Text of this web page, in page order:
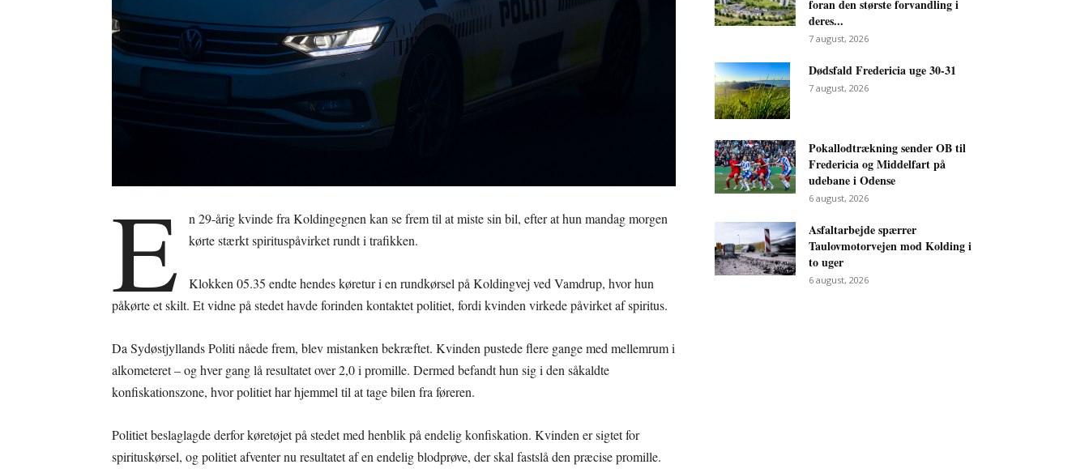
E
n 29-årig kvinde fra Koldingegnen kan se frem til at miste sin bil, efter at hun mandag morgen
kørte stærkt spirituspåvirket rundt i trafikken.
Klokken 05.35 endte hendes køretur i en rundkørsel på Koldingvej ved Vamdrup, hvor hun
påkørte et skilt. Et vidne på stedet havde forinden kontaktet politiet, fordi kvinden virkede påvirket af spiritus.
Da Sydøstjyllands Politi nåede frem, blev mistanken bekræftet. Kvinden pustede flere gange med mellemrum i
alkometeret – og hver gang lå resultatet over 2,0 i promille. Dermed befandt hun sig i den såkaldte
konfiskationszone, hvor politiet har hjemmel til at tage bilen fra føreren.
Politiet beslaglagde derfor køretøjet på stedet med henblik på endelig konfiskation. Kvinden er sigtet for
spirituskørsel, og politiet afventer nu resultatet af en endelig blodprøve, der skal fastslå den præcise promille.
foran den største forvandling i
deres...
7 august, 2026
Dødsfald Fredericia uge 30-31
7 august, 2026
Pokallodtrækning sender OB til
Fredericia og Middelfart på
udebane i Odense
6 august, 2026
Asfaltarbejde spærrer
Taulovmotorvejen mod Kolding i
to uger
6 august, 2026